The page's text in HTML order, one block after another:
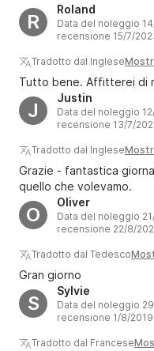
R
Roland
Data del noleggio
recensione 15/7/
Tradotto dal Inglese
Tutto bene. Affitterei di
J
Justin
Data del noleggio
recensione 13/7/
Tradotto dal Inglese
Grazie - fantastica
quello che volevamo.
O
Oliver
Data del noleggio
recensione 22/8/
Tradotto dal Tedesco
Gran giorno
S
Sylvie
Data del noleggio
recensione 1/8/2019
Tradotto dal Francese